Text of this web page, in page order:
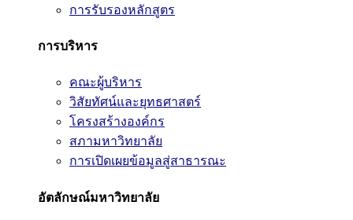
การรับรองหลักสูตร
การบริหาร
คณะผู้บริหาร
วิสัยทัศน์และยุทธศาสตร์
โครงสร้างองค์กร
สภามหาวิทยาลัย
การเปิดเผยข้อมูลสู่สาธารณะ
อัตลักษณ์มหาวิทยาลัย